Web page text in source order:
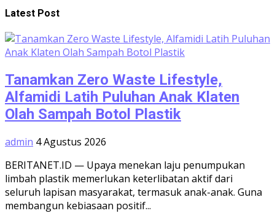
Latest Post
Tanamkan Zero Waste Lifestyle,
Alfamidi Latih Puluhan Anak Klaten
Olah Sampah Botol Plastik
admin 4 Agustus 2026
BERITANET.ID — Upaya menekan laju penumpukan
limbah plastik memerlukan keterlibatan aktif dari
seluruh lapisan masyarakat, termasuk anak-anak. Guna
membangun kebiasaan positif...